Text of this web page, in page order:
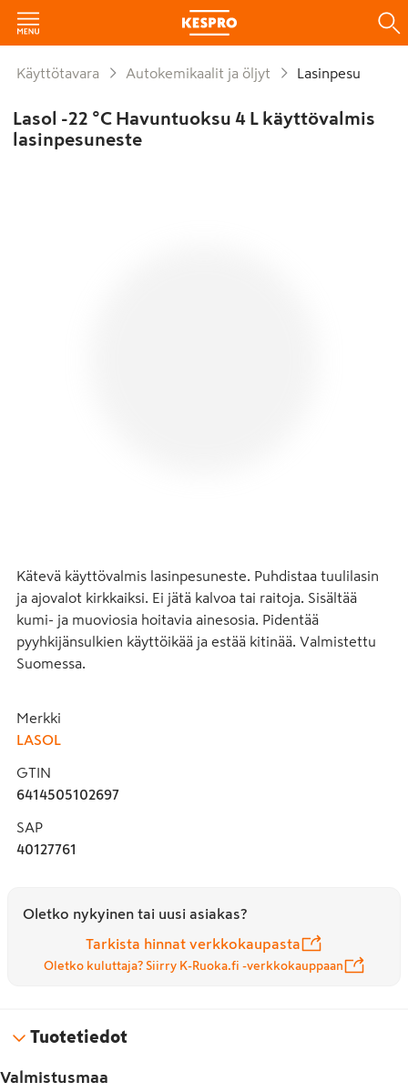
Käyttötavara Autokemikaalit ja öljyt Lasinpesu
Lasol -22 °C Havuntuoksu 4 L käyttövalmis
lasinpesuneste
Kätevä käyttövalmis lasinpesuneste. Puhdistaa tuulilasin
ja ajovalot kirkkaiksi. Ei jätä kalvoa tai raitoja. Sisältää
kumi- ja muoviosia hoitavia ainesosia. Pidentää
pyyhkijänsulkien käyttöikää ja estää kitinää. Valmistettu
Suomessa.
Merkki
LASOL
GTIN
6414505102697
SAP
40127761
Oletko nykyinen tai uusi asiakas?
Tarkista hinnat verkkokaupasta
Oletko kuluttaja? Siirry K-Ruoka.fi -verkkokauppaan
Tuotetiedot
Valmistusmaa